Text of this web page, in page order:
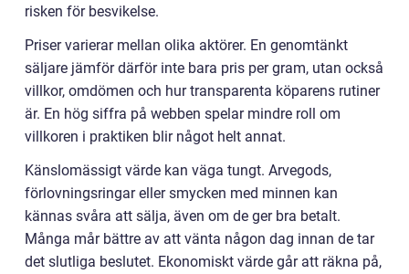
risken för besvikelse.
Priser varierar mellan olika aktörer. En genomtänkt
säljare jämför därför inte bara pris per gram, utan också
villkor, omdömen och hur transparenta köparens rutiner
är. En hög siffra på webben spelar mindre roll om
villkoren i praktiken blir något helt annat.
Känslomässigt värde kan väga tungt. Arvegods,
förlovningsringar eller smycken med minnen kan
kännas svåra att sälja, även om de ger bra betalt.
Många mår bättre av att vänta någon dag innan de tar
det slutliga beslutet. Ekonomiskt värde går att räkna på,